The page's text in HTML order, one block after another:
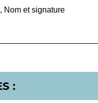
Nom et signature
: